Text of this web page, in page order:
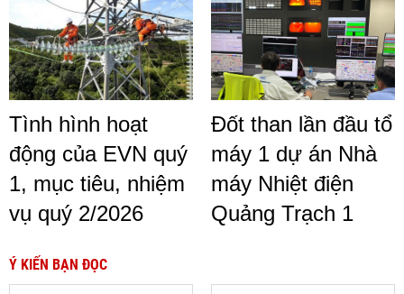
Tình hình hoạt
động của EVN quý
1, mục tiêu, nhiệm
vụ quý 2/2026
Đốt than lần đầu tổ
máy 1 dự án Nhà
máy Nhiệt điện
Quảng Trạch 1
Ý KIẾN BẠN ĐỌC